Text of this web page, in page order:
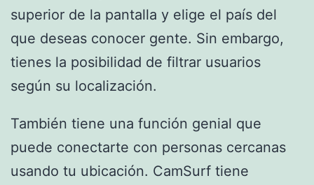
superior de la pantalla y elige el país del
que deseas conocer gente. Sin embargo,
tienes la posibilidad de filtrar usuarios
según su localización.
También tiene una función genial que
puede conectarte con personas cercanas
usando tu ubicación. CamSurf tiene